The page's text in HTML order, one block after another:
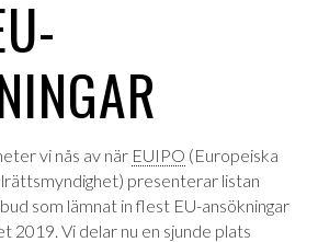
vi nås av när EUIPO (Europeiska
presenterar listan
som lämnat in flest EU-ansökningar
2019. Vi delar nu en sjunde plats